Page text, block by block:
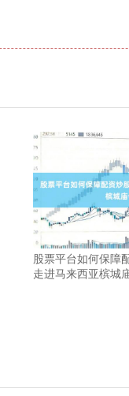
股票平台如何保障
走进马来西亚槟城